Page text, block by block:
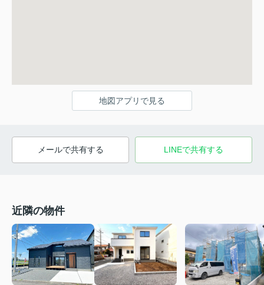
地図アプリで見る
メールで共有する LINEで共有する
近隣の物件